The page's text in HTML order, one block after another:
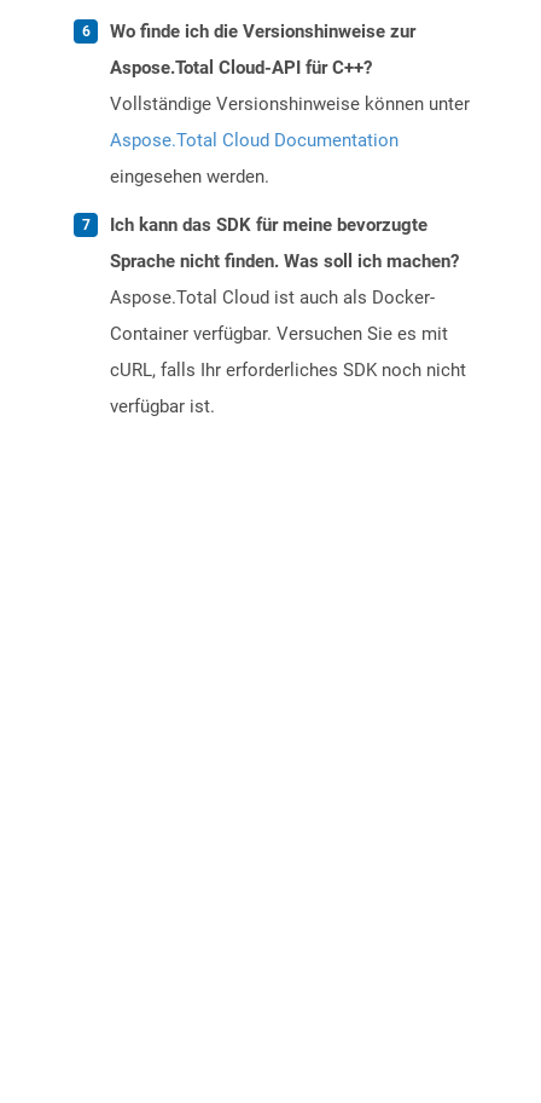
Wo finde ich die Versionshinweise zur
Aspose.Total Cloud-API für C++?
Vollständige Versionshinweise können unter
Aspose.Total Cloud Documentation
eingesehen werden.
Ich kann das SDK für meine bevorzugte
Sprache nicht finden. Was soll ich machen?
Aspose.Total Cloud ist auch als Docker-
Container verfügbar. Versuchen Sie es mit
cURL, falls Ihr erforderliches SDK noch nicht
verfügbar ist.